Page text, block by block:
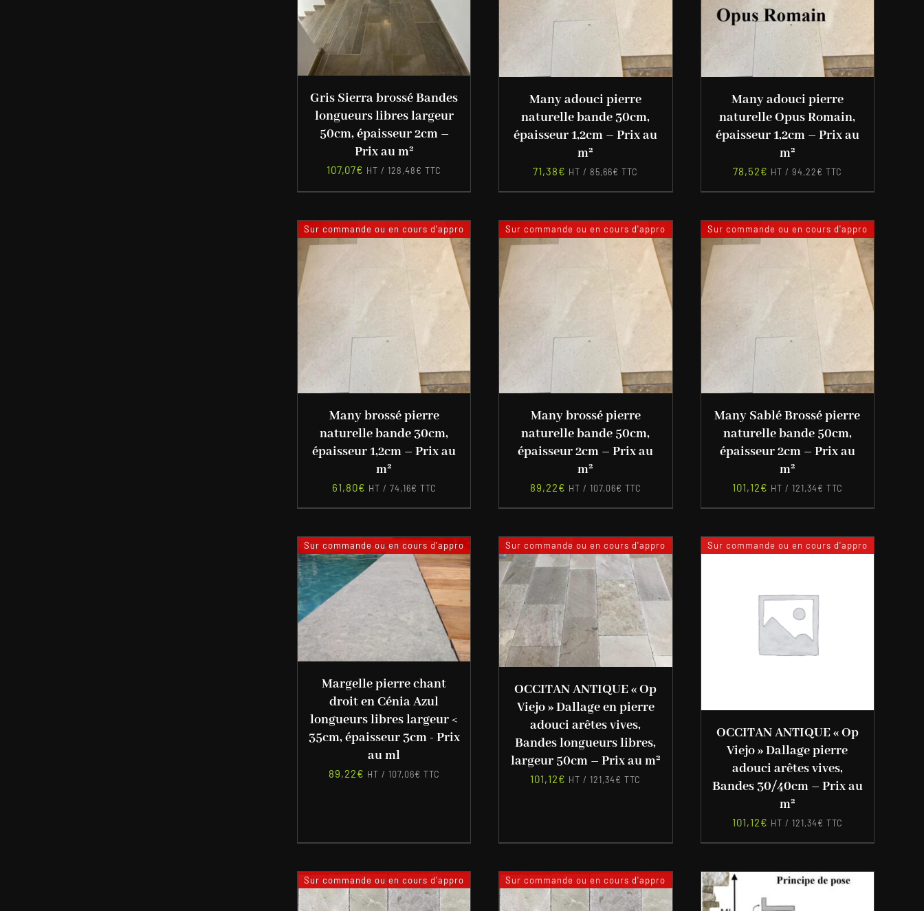
Gris Sierra brossé Bandes
longueurs libres largeur
50cm, épaisseur 2cm –
Prix au m²
107,07€ HT /128,48€ TTC
Many adouci pierre
naturelle bande 30cm,
épaisseur 1,2cm – Prix au
m²
71,38€ HT /85,66€ TTC
Many adouci pierre
naturelle Opus Romain,
épaisseur 1,2cm – Prix au
m²
78,52€ HT / 94,22€ TTC
Sur commande ou en cours d'appro
Many brossé pierre
naturelle bande 30cm,
épaisseur 1,2cm – Prix au
m²
61,80€ HT / 74,16€ TTC
Sur commande ou en cours d'appro
Many brossé pierre
naturelle bande 50cm,
épaisseur 2cm – Prix au
m²
89,22€ HT / 107,06€ TTC
Sur commande ou en cours d'appro
Many Sablé Brossé pierre
naturelle bande 50cm,
épaisseur 2cm – Prix au
m²
101,12€ HT / 121,34€ TTC
Sur commande ou en cours d'appro
Margelle pierre chant
droit en Cénia Azul
longueurs libres largeur <
35cm, épaisseur 3cm - Prix
au ml
89,22€ HT / 107,06€ TTC
Sur commande ou en cours d'appro
OCCITAN ANTIQUE « Op
Viejo » Dallage en pierre
adouci arêtes vives,
Bandes longueurs libres,
largeur 50cm – Prix au m²
101,12€ HT /121,34€ TTC
Sur commande ou en cours d'appro
OCCITAN ANTIQUE « Op
Viejo » Dallage pierre
adouci arêtes vives,
Bandes 30/40cm – Prix au
m²
101,12€ HT / 121,34€ TTC
Sur commande ou en cours d'appro Sur commande ou en cours d'appro